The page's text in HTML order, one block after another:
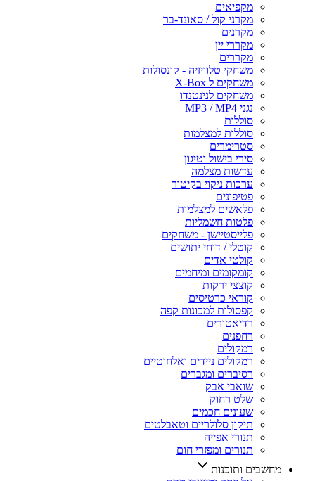
מקפיאים
מקרני קול / סאונד-בר
מקרנים
מקררי יין
מקררים
משחקי טלוויזיה - קונסולות
משחקים ל X-Box
משחקים לנינטנדו
נגני MP3 / MP4
סוללות
סוללות למצלמות
סטרימרים
סירי בישול וטיגון
עדשות מצלמה
ערכות ניקוי בקיטור
פטיפונים
פלאשים למצלמות
פלטות חשמליות
פלייסטיישן - משחקים
קוטלי / דוחי יתושים
קולטי אדים
קומקומים ומיחמים
קוצצי ירקות
קוראי כרטיסים
קפסולות למכונות קפה
רדיאטורים
רחפנים
רמקולים
רמקולים ניידים ואלחוטיים
רסיברים ומגברים
שואבי אבק
שלט רחוק
שעונים חכמים
תיקון סלולריים וטאבלטים
תנורי אפייה
תנורים ומפזרי חום
מחשבים ותוכנות